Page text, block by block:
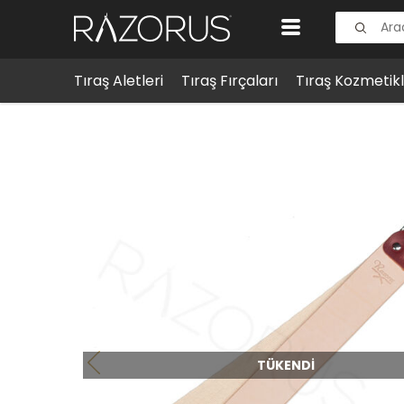
Tıraş Aletleri Tıraş Fırçaları Tıraş
Tıraş Aksesuarları Ustura Aksesuarları Razora
TÜKENDI